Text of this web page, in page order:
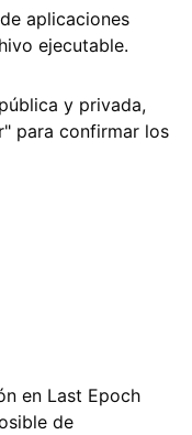
aplicaciones
ejecutable.
y privada,
para confirmar los
en Last Epoch
de